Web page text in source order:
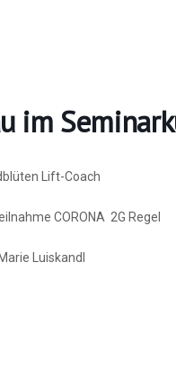
im
Lift-Coach
CORONA 2G Regel
Luiskandl